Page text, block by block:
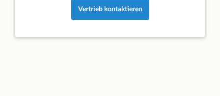
Vertrieb kontaktieren